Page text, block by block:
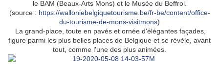
le BAM (Beaux-Arts Mons) et le Musée du Beffroi.
(source : https://walloniebelgiquetourisme.be/fr-be/content/office-
du-tourisme-de-mons-visitmons)
La grand-place, toute en pavés et ornée d'élégantes façades,
figure parmi les plus belles places de Belgique et se révèle, avant
tout, comme l'une des plus animées.